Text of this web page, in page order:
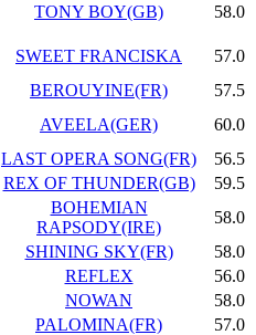
TONY BOY(GB) 58.0
SWEET FRANCISKA 57.0
BEROUYINE(FR) 57.5
AVEELA(GER) 60.0
LAST OPERA SONG(FR) 56.5
REX OF THUNDER(GB) 59.5
BOHEMIAN
RAPSODY(IRE)
58.0
SHINING SKY(FR) 58.0
REFLEX 56.0
NOWAN 58.0
PALOMINA(FR) 57.0